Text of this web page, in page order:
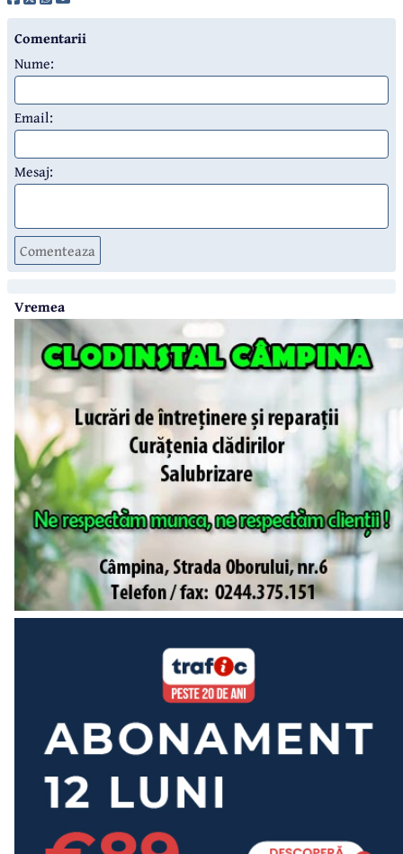
Comentarii
Nume:
Email:
Mesaj:
Comenteaza
Vremea